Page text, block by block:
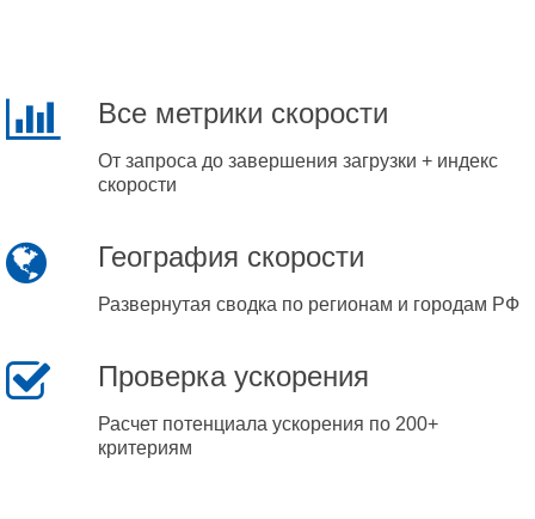
Все метрики скорости
От запроса до завершения загрузки + индекс
скорости
География скорости
Развернутая сводка по регионам и городам РФ
Проверка ускорения
Расчет потенциала ускорения по 200+
критериям